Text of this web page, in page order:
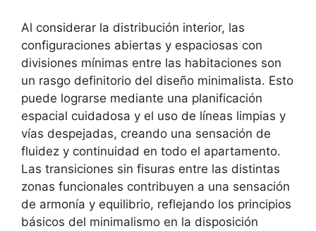
Al considerar la distribución interior, las
configuraciones abiertas y espaciosas con
divisiones mínimas entre las habitaciones son
un rasgo definitorio del diseño minimalista. Esto
puede lograrse mediante una planificación
espacial cuidadosa y el uso de líneas limpias y
vías despejadas, creando una sensación de
fluidez y continuidad en todo el apartamento.
Las transiciones sin fisuras entre las distintas
zonas funcionales contribuyen a una sensación
de armonía y equilibrio, reflejando los principios
básicos del minimalismo en la disposición